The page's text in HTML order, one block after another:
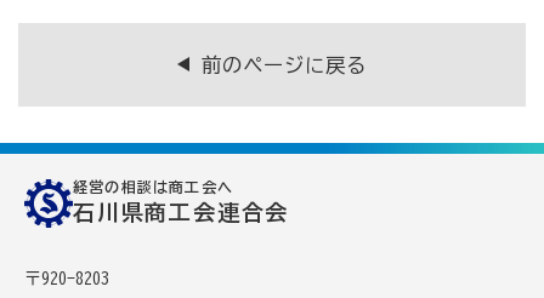
前のページに戻る
経営の相談は商工会へ
石川県商工会連合会
〒920-8203
病気やケガで働けない場合の所得を補償（休業補償制
度）
全国商工会連合会会員福祉共済「がん」重点補償
万が一の「労働災害」と使用者賠償補償がセットの保険
海外での知財係争による経営リスクから皆様をお守りし